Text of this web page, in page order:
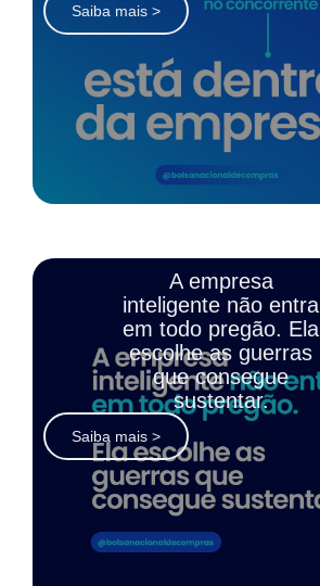
Saiba mais >
A empresa
inteligente não entra
em todo pregão. Ela
escolhe as guerras
que consegue
sustentar.
Saiba mais >